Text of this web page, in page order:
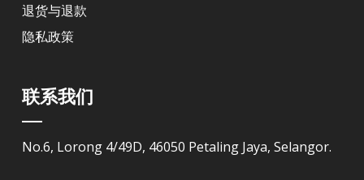
退货与退款
隐私政策
联系我们
No.6, Lorong 4/49D, 46050 Petaling Jaya, Selangor.